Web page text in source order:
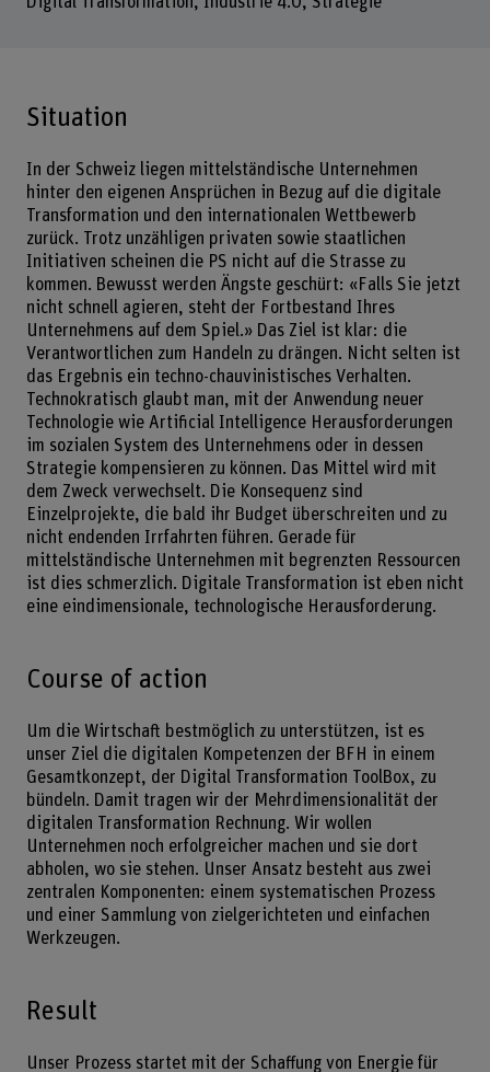
Situation
In der Schweiz liegen mittelständische Unternehmen
hinter den eigenen Ansprüchen in Bezug auf die digitale
Transformation und den internationalen Wettbewerb
zurück. Trotz unzähligen privaten sowie staatlichen
Initiativen scheinen die PS nicht auf die Strasse zu
kommen. Bewusst werden Ängste geschürt: «Falls Sie jetzt
nicht schnell agieren, steht der Fortbestand Ihres
Unternehmens auf dem Spiel.» Das Ziel ist klar: die
Verantwortlichen zum Handeln zu drängen. Nicht selten ist
das Ergebnis ein techno-chauvinistisches Verhalten.
Technokratisch glaubt man, mit der Anwendung neuer
Technologie wie Artificial Intelligence Herausforderungen
im sozialen System des Unternehmens oder in dessen
Strategie kompensieren zu können. Das Mittel wird mit
dem Zweck verwechselt. Die Konsequenz sind
Einzelprojekte, die bald ihr Budget überschreiten und zu
nicht endenden Irrfahrten führen. Gerade für
mittelständische Unternehmen mit begrenzten Ressourcen
ist dies schmerzlich. Digitale Transformation ist eben nicht
eine eindimensionale, technologische Herausforderung.
Course of action
Um die Wirtschaft bestmöglich zu unterstützen, ist es
unser Ziel die digitalen Kompetenzen der BFH in einem
Gesamtkonzept, der Digital Transformation ToolBox, zu
bündeln. Damit tragen wir der Mehrdimensionalität der
digitalen Transformation Rechnung. Wir wollen
Unternehmen noch erfolgreicher machen und sie dort
abholen, wo sie stehen. Unser Ansatz besteht aus zwei
zentralen Komponenten: einem systematischen Prozess
und einer Sammlung von zielgerichteten und einfachen
Werkzeugen.
Result
Unser Prozess startet mit der Schaffung von Energie für